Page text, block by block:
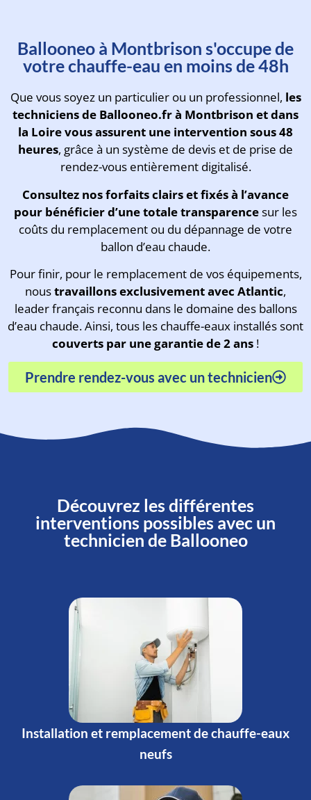
Ballooneo à Montbrison s'occupe de
votre chauffe-eau en moins de 48h
Que vous soyez un particulier ou un professionnel, les
techniciens de Ballooneo.fr à Montbrison et dans
la Loire vous assurent une intervention sous 48
heures, grâce à un système de devis et de prise de
rendez-vous entièrement digitalisé.
Consultez nos forfaits clairs et fixés à l’avance
pour bénéficier d’une totale transparencesur les
coûts du remplacement ou du dépannage de votre
ballon d’eau chaude.
Pour finir, pour le remplacement de vos équipements,
noustravaillons exclusivement avec Atlantic,
leader français reconnu dans le domaine des ballons
d’eau chaude. Ainsi, tous les chauffe-eaux installés sont
couverts par une garantie de 2 ans !
Prendre rendez-vous avec un technicien
Découvrez les différentes
interventions possibles avec un
technicien de Ballooneo
Installation et remplacement de chauffe-eaux
neufs